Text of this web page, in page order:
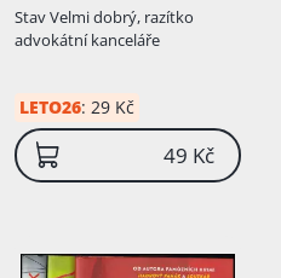
StavVelmi dobrý, razítko
advokátní kanceláře
LETO26: 29 Kč
49 Kč